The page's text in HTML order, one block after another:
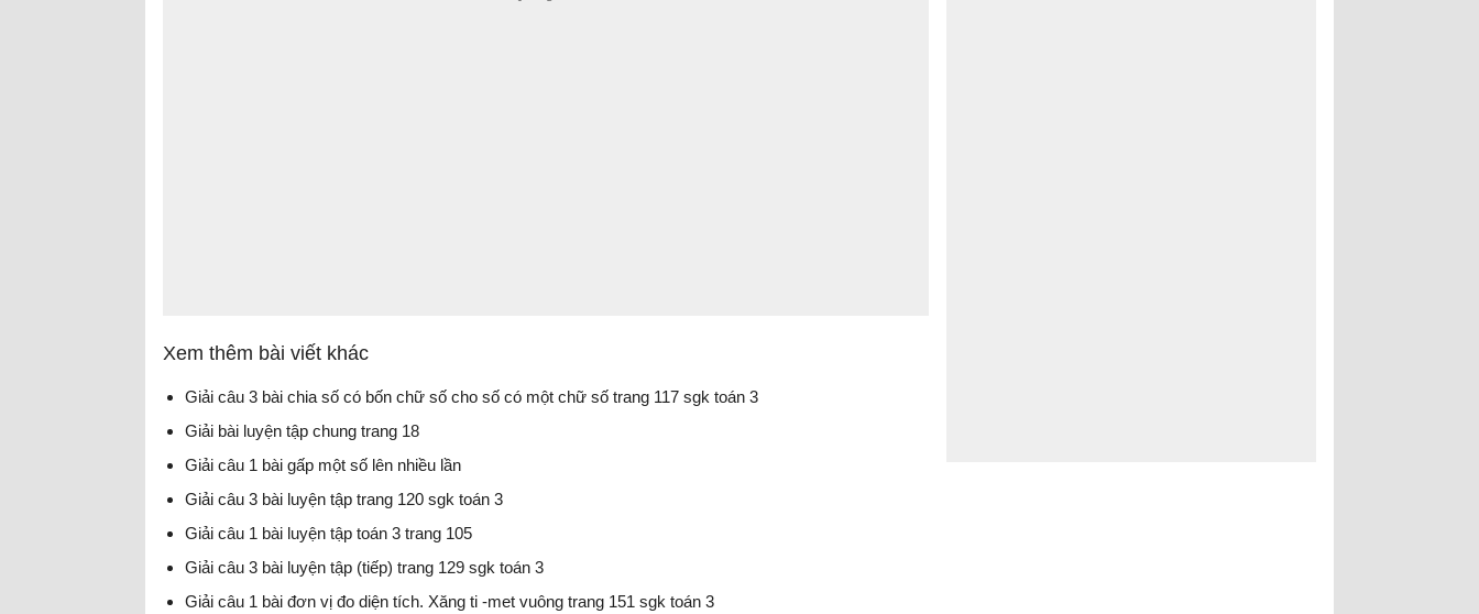
Xem thêm bài viết khác
Giải câu 3 bài chia số có bốn chữ số cho số có một chữ số trang 117 sgk toán 3
Giải bài luyện tập chung trang 18
Giải câu 1 bài gấp một số lên nhiều lần
Giải câu 3 bài luyện tập trang 120 sgk toán 3
Giải câu 1 bài luyện tập toán 3 trang 105
Giải câu 3 bài luyện tập (tiếp) trang 129 sgk toán 3
Giải câu 1 bài đơn vị đo diện tích. Xăng ti -met vuông trang 151 sgk toán 3